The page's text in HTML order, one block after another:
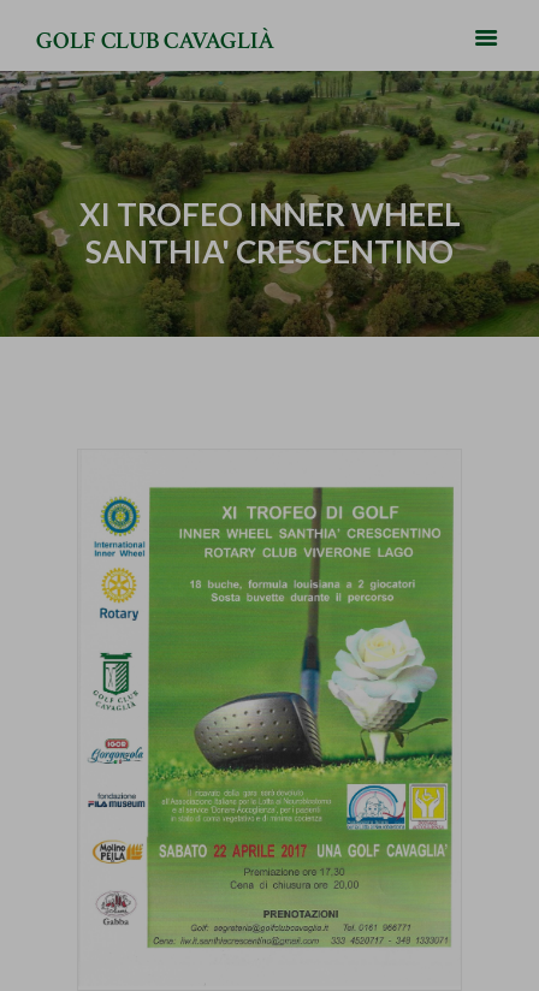
GOLF CLUB CAVAGLIÀ
XI TROFEO INNER WHEEL
SANTHIA' CRESCENTINO